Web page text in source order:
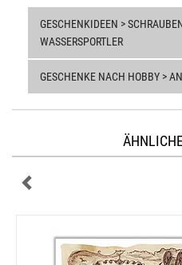
GESCHENKIDEEN >
WASSERSPORTLER
GESCHENKE NACH HOBBY >